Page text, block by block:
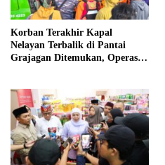
Korban Terakhir Kapal
Nelayan Terbalik di Pantai
Grajagan Ditemukan, Operasi